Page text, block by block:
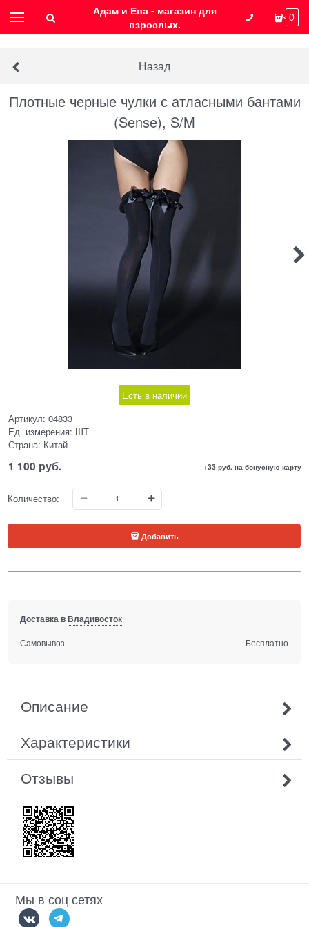
Адам и Ева - магазин для
взрослых.
0
Назад
Плотные черные чулки с атласными бантами
(Sense), S/M
Есть в наличии
Артикул: 04833
Ед. измерения: ШТ
Страна: Китай
1 100 руб. +33 руб. на бонусную карту
Количество:
Добавить
Доставка вВладивосток
Самовывоз Бесплатно
Описание
Характеристики
Отзывы
Мы в соц сетях